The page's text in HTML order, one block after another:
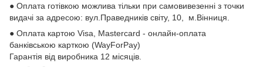
● Оплата готівкою можлива тільки при самовивезенні з точки
видачі за адресою: вул.Праведників світу, 10, м.Вінниця.
● Оплата картою Visa, Mastercard - онлайн-оплата
банківською карткою (WayForPay)
Гарантія від виробника 12 місяців.